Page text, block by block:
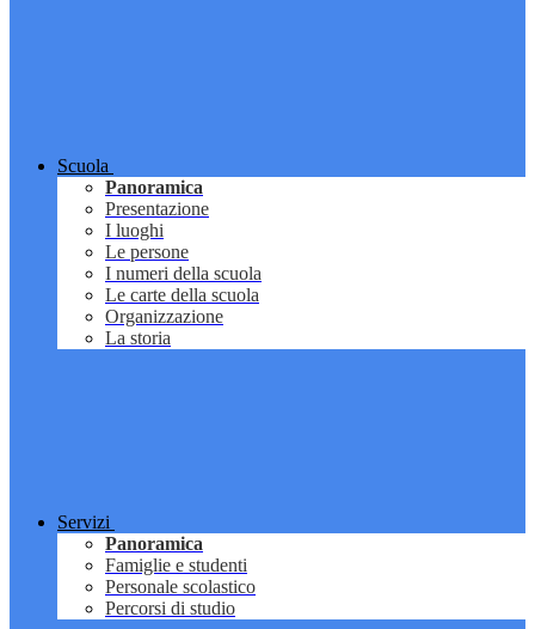
Scuola
Panoramica
Presentazione
I luoghi
Le persone
I numeri della scuola
Le carte della scuola
Organizzazione
La storia
Servizi
Panoramica
Famiglie e studenti
Personale scolastico
Percorsi di studio